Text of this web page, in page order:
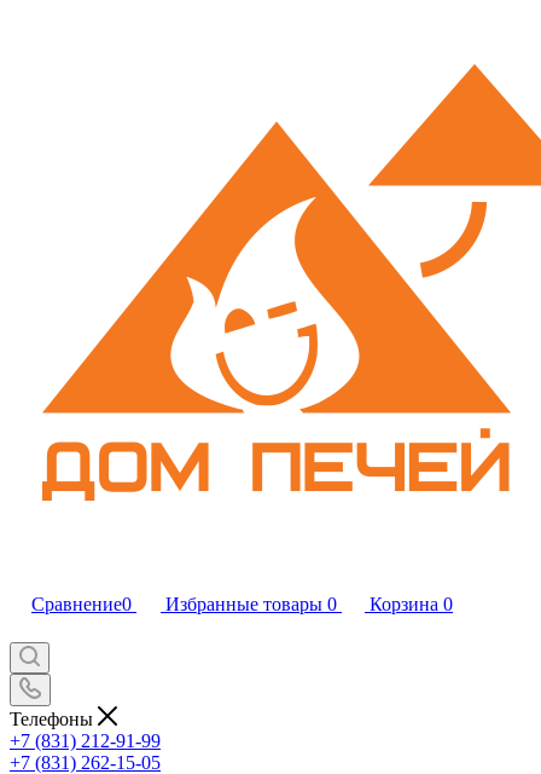
Сравнение0 Избранные товары 0 Корзина 0
Телефоны
+7 (831) 212-91-99
+7 (831) 262-15-05